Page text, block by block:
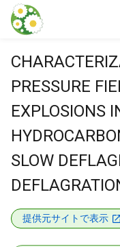
本文に飛ぶ
PRESSURE
EXPLOSIONS
SLOW
提供元サイトで表示